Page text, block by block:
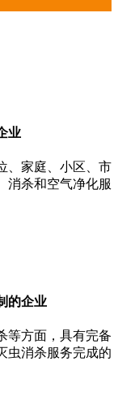
业
、家庭、小区、市
消杀和空气净化服
的企业
等方面，具有完备
虫消杀服务完成的